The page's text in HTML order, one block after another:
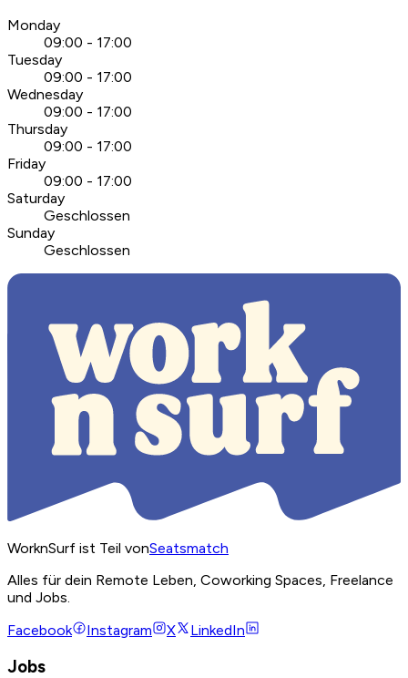
Monday
09:00 - 17:00
Tuesday
09:00 - 17:00
Wednesday
09:00 - 17:00
Thursday
09:00 - 17:00
Friday
09:00 - 17:00
Saturday
Geschlossen
Sunday
Geschlossen
WorknSurf ist Teil vonSeatsmatch
Alles für dein Remote Leben, Coworking Spaces, Freelance
und Jobs.
Facebook
Instagram X LinkedIn
Jobs